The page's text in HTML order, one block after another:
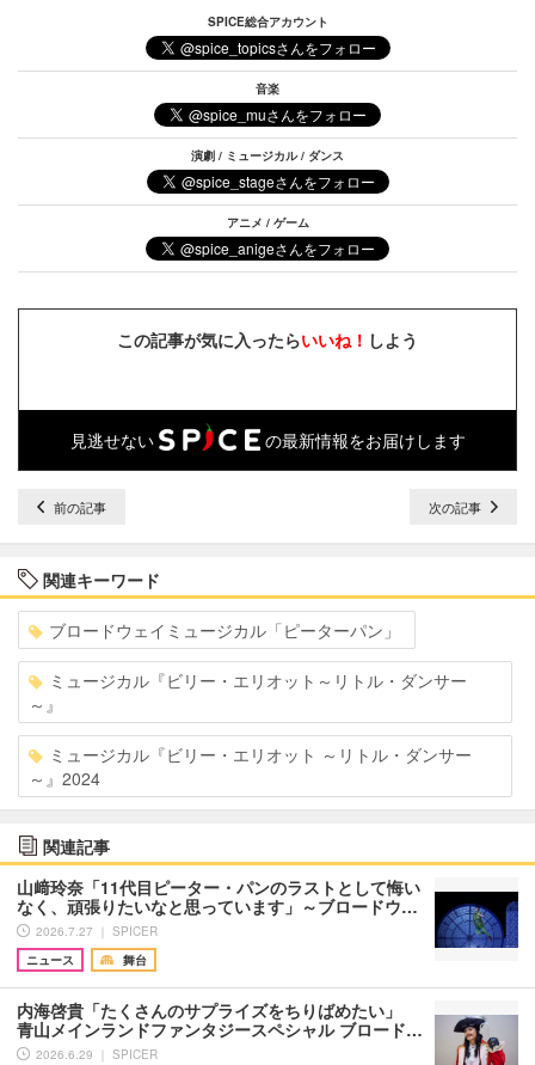
SPICE総合アカウント
音楽
演劇 / ミュージカル / ダンス
アニメ / ゲーム
この記事が気に入ったらいいね！ しよう
見逃せない の最新情報をお届けします
前の記事 次の記事
関連キーワード
ブロードウェイミュージカル「ピーターパン」
ミュージカル『ビリー・エリオット～リトル・ダンサー
～』
ミュージカル『ビリー・エリオット ～リトル・ダンサー
～』2024
関連記事
山﨑玲奈「11代目ピーター・パンのラストとして悔い
なく、頑張りたいなと思っています」～ブロードウ…
2026.7.27 ｜ SPICER
ニュース
舞台
内海啓貴「たくさんのサプライズをちりばめたい」
青山メインランドファンタジースペシャル ブロード…
2026.6.29 ｜ SPICER